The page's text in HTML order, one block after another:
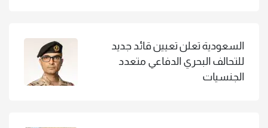
السعودية تعلن تعيين قائد جديد
للتحالف البحري الدفاعي متعدد
الجنسيات